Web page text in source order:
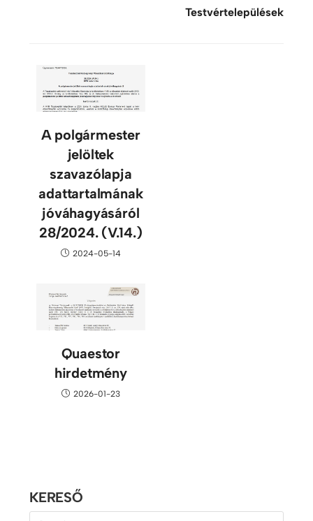
Testvértelepülések
A polgármester
jelöltek
szavazólapja
adattartalmának
jóváhagyásáról
28/2024. (V.14.)
2024-05-14
Quaestor
hirdetmény
2026-01-23
KERESŐ